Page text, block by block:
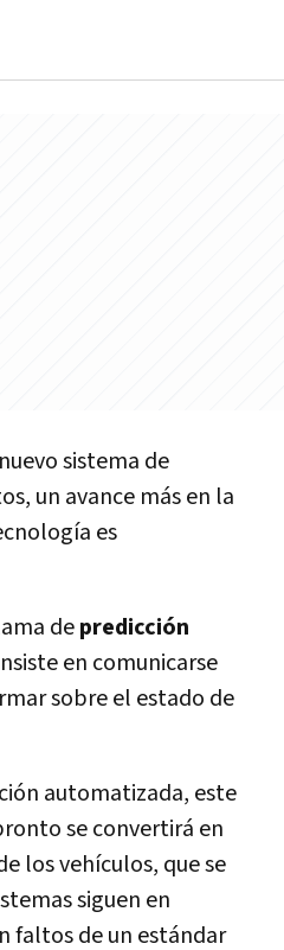
sistema de
un avance más en la
es
depredicción
en comunicarse
sobre el estado de
automatizada, este
se convertirá en
los vehículos, que se
siguen en
faltos de un estándar